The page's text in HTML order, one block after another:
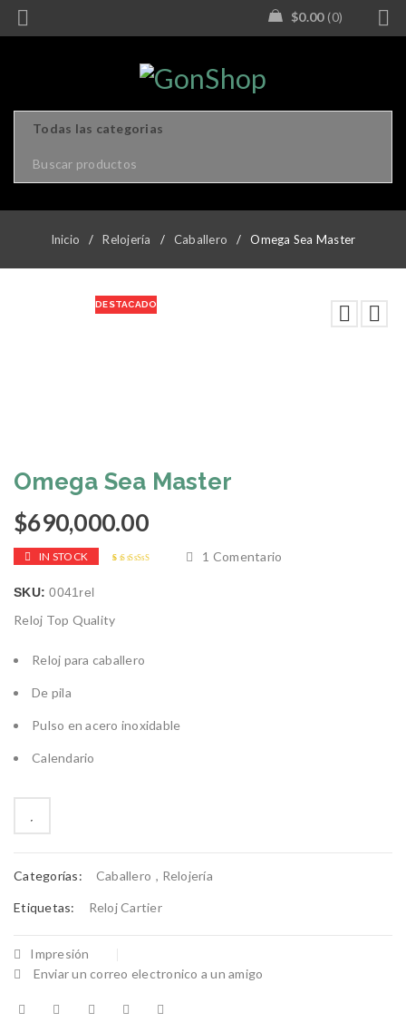
$0.00 0
Inicio / Relojería / Caballero / Omega Sea Master
DESTACADO
Omega Sea Master
$690,000.00
IN STOCK
de un cliente
1 Comentario
SKU:0041rel
Reloj Top Quality
Reloj para caballero
De pila
Pulso en acero inoxidable
Calendario
Categorías: Caballero , Relojería
Etiquetas: Reloj Cartier
Impresión
Enviar un correo electronico a un amigo